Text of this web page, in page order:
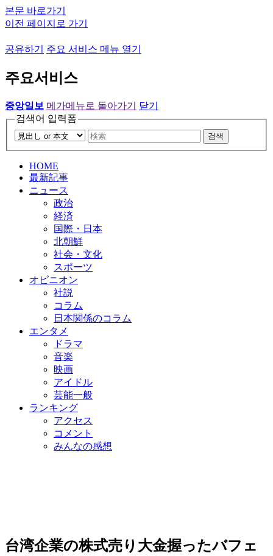
본문 바로가기
이전 페이지로 가기
공유하기 주요 서비스 메뉴 열기
주요서비스
중앙일보 메가메뉴로 돌아가기
닫기
검색어 입력폼
검색
HOME
最新記事
ニュース
政治
経済
国際・日本
北朝鮮
社会・文化
スポーツ
オピニオン
社説
コラム
日本関係のコラム
エンタメ
ドラマ
音楽
映画
アイドル
芸能一般
ランキング
アクセス
コメント
みんなの感想
台湾企業の株式売り大金握ったバフェ